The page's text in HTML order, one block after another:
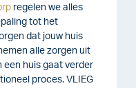
regelen we alles
tot het
dat jouw huis
alle zorgen uit
een huis gaat verder
proces. VLIEG